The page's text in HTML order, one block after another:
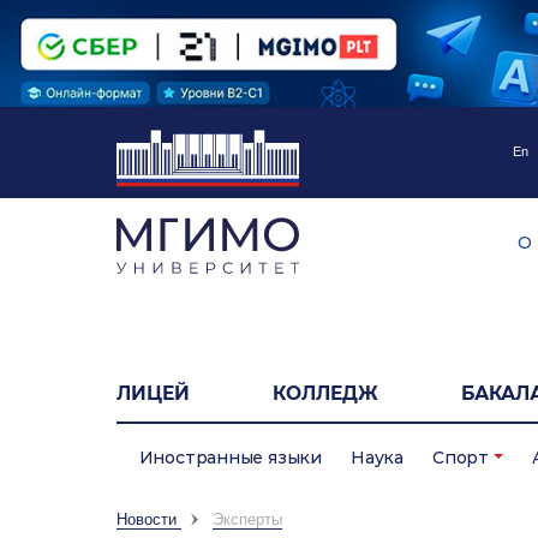
En
О
ЛИЦЕЙ КОЛЛЕДЖ
Иностранные языки Наука Спорт
Новости Эксперты